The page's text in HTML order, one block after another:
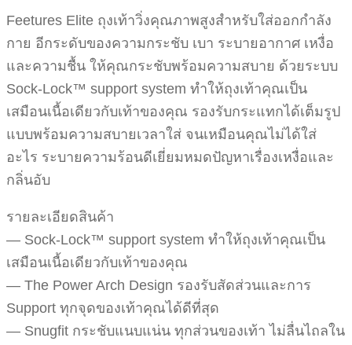
Feetures Elite ถุงเท้าวิ่งคุณภาพสูงสำหรับใส่ออกกำลัง
กาย อีกระดับของความกระชับ เบา ระบายอากาศ เหงื่อ
และความชื้น ให้คุณกระชับพร้อมความสบาย ด้วยระบบ
Sock-Lock™ support system ทำให้ถุงเท้าคุณเป็น
เสมือนเนื้อเดียวกับเท้าของคุณ รองรับกระแทกได้เต็มรูป
แบบพร้อมความสบายเวลาใส่ จนเหมือนคุณไม่ได้ใส่
อะไร ระบายความร้อนดีเยี่ยมหมดปัญหาเรื่องเหงื่อและ
กลิ่นอับ
รายละเอียดสินค้า
— Sock-Lock™ support system ทำให้ถุงเท้าคุณเป็น
เสมือนเนื้อเดียวกับเท้าของคุณ
— The Power Arch Design รองรับสัดส่วนและการ
Support ทุกจุดของเท้าคุณได้ดีที่สุด
— Snugfit กระชับแนบแน่น ทุกส่วนของเท้า ไม่ลื่นไถลใน